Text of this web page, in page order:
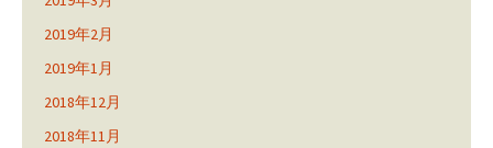
2019年2月
2019年1月
2018年12月
2018年11月